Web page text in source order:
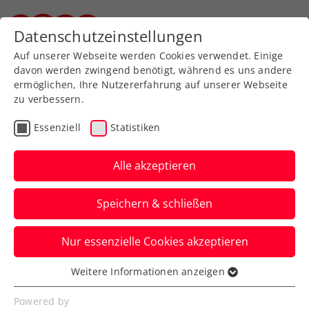
Zurück zur Newsübersicht
Turniere
Nennschluss bei den
ÖTV-Jugend-
Hallenmeisterschaften
2024
Nur noch bis 1. März um 20:00 Uhr kann
für die Altersklassen U12, U14 und U16
genannt werden.
Datenschutzeinstellungen
Auf unserer Webseite werden Cookies verwendet. Einige
davon werden zwingend benötigt, während es uns andere
ermöglichen, Ihre Nutzererfahrung auf unserer Webseite
zu verbessern.
Essenziell Statistiken
Alle akzeptieren
Speichern & schließen
Nur essenzielle Cookies akzeptieren
Essenziell
Essenzielle Cookies werden für grundlegende
Weitere Informationen anzeigen
Powered by